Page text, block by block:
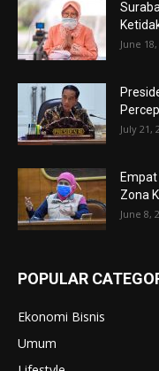
June
July 21,
Zona
June 8,
POPULAR
Ekonomi Bisnis
Umum